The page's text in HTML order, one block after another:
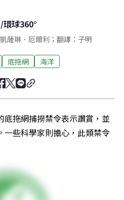
/環球360°
薩琳．厄爾利；翻譯：子明
底拖網 海洋
拖網捕撈禁令表示讚賞，並
一些科學家則擔心，此類禁令